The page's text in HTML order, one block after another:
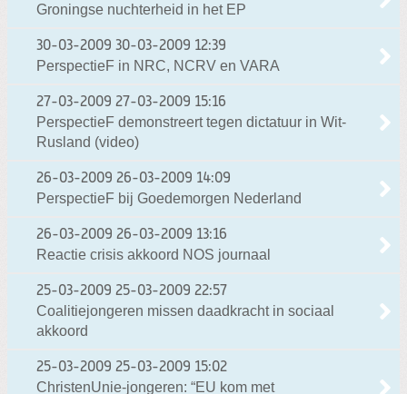
Groningse nuchterheid in het EP
30-03-2009 30-03-2009 12:39
PerspectieF in NRC, NCRV en VARA
27-03-2009 27-03-2009 15:16
PerspectieF demonstreert tegen dictatuur in Wit-
Rusland (video)
26-03-2009 26-03-2009 14:09
PerspectieF bij Goedemorgen Nederland
26-03-2009 26-03-2009 13:16
Reactie crisis akkoord NOS journaal
25-03-2009 25-03-2009 22:57
Coalitiejongeren missen daadkracht in sociaal
akkoord
25-03-2009 25-03-2009 15:02
ChristenUnie-jongeren: “EU kom met